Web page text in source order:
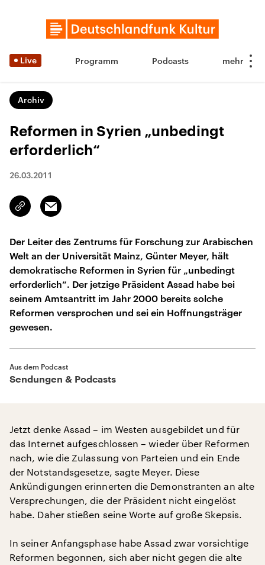
Live Programm Podcasts
Archiv
Reformen in Syrien „unbedingt
erforderlich“
26.03.2011
Link
kopieren/teilen
Email
Der Leiter des Zentrums für Forschung zur Arabischen
Welt an der Universität Mainz, Günter Meyer, hält
demokratische Reformen in Syrien für „unbedingt
erforderlich“. Der jetzige Präsident Assad habe bei
seinem Amtsantritt im Jahr 2000 bereits solche
Reformen versprochen und sei ein Hoffnungsträger
gewesen.
Aus dem Podcast
Sendungen & Podcasts
Jetzt denke Assad – im Westen ausgebildet und für
das Internet aufgeschlossen – wieder über Reformen
nach, wie die Zulassung von Parteien und ein Ende
der Notstandsgesetze, sagte Meyer. Diese
Ankündigungen erinnerten die Demonstranten an alte
Versprechungen, die der Präsident nicht eingelöst
habe. Daher stießen seine Worte auf große Skepsis.
In seiner Anfangsphase habe Assad zwar vorsichtige
Reformen begonnen, sich aber nicht gegen die alte